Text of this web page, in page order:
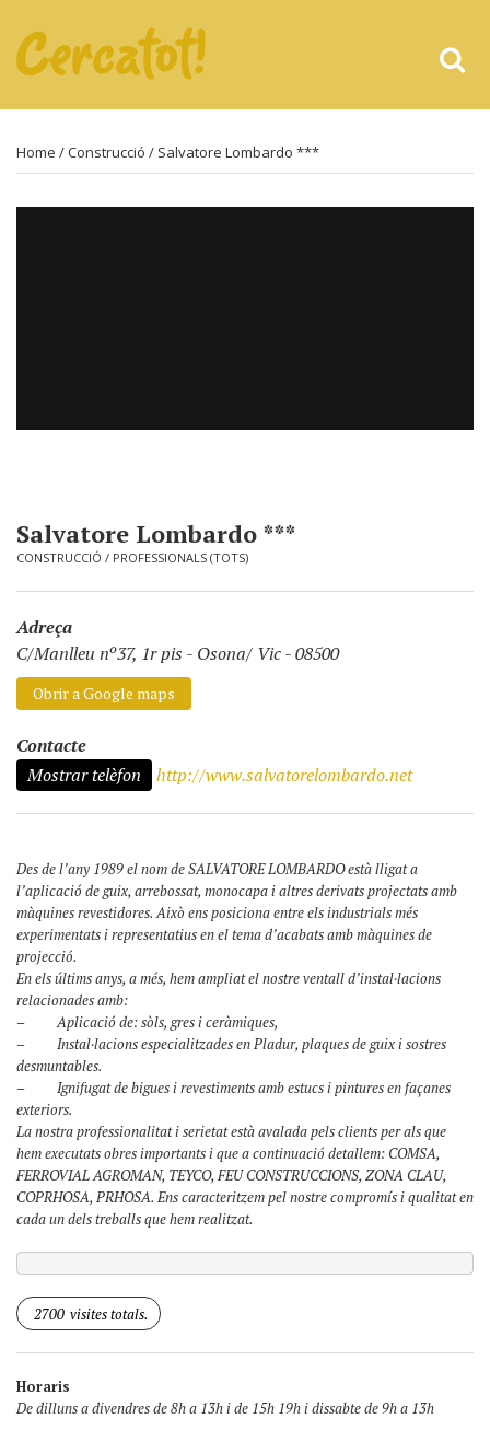
Home /Construcció / Salvatore Lombardo ***
Salvatore Lombardo ***
CONSTRUCCIÓ / PROFESSIONALS (TOTS)
Adreça
C/Manlleu nº37, 1r pis - Osona/ Vic - 08500
Obrir a Google maps
Contacte
Mostrar telèfon
http://www.salvatorelombardo.net
Des de l’any 1989 el nom de SALVATORE LOMBARDO està lligat a
l’aplicació de guix, arrebossat, monocapa i altres derivats projectats amb
màquines revestidores. Això ens posiciona entre els industrials més
experimentats i representatius en el tema d’acabats amb màquines de
projecció.
En els últims anys, a més, hem ampliat el nostre ventall d’instal·lacions
relacionades amb:
– Aplicació de: sòls, gres i ceràmiques,
– Instal·lacions especialitzades en Pladur, plaques de guix i sostres
desmuntables.
– Ignifugat de bigues i revestiments amb estucs i pintures en façanes
exteriors.
La nostra professionalitat i serietat està avalada pels clients per als que
hem executats obres importants i que a continuació detallem: COMSA,
FERROVIAL AGROMAN, TEYCO, FEU CONSTRUCCIONS, ZONA CLAU,
COPRHOSA, PRHOSA. Ens caracteritzem pel nostre compromís i qualitat en
cada un dels treballs que hem realitzat.
2700 visites totals.
Horaris
De dilluns a divendres de 8h a 13h i de 15h 19h i dissabte de 9h a 13h